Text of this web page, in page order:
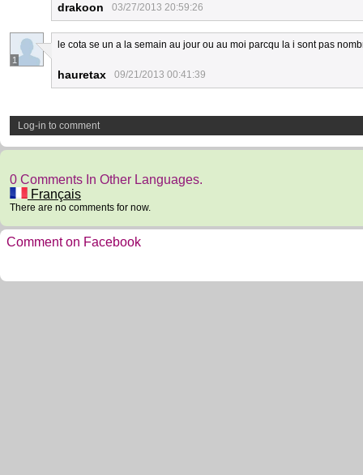
drakoon 03/27/2013 20:59:26
1
le cota se un a la semain au jour ou au moi parcqu la i sont pas
hauretax 09/21/2013 00:41:39
Log-in to comment
0 Comments In Other Languages.
Français
There are no comments for now.
Comment on Facebook